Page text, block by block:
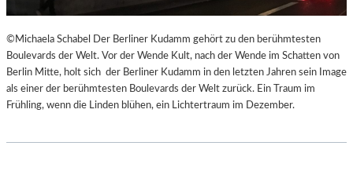
©Michaela Schabel Der Berliner Kudamm gehört zu den berühmtesten
Boulevards der Welt. Vor der Wende Kult, nach der Wende im Schatten von
Berlin Mitte, holt sich der Berliner Kudamm in den letzten Jahren sein Image
als einer der berühmtesten Boulevards der Welt zurück. Ein Traum im
Frühling, wenn die Linden blühen, ein Lichtertraum im Dezember.